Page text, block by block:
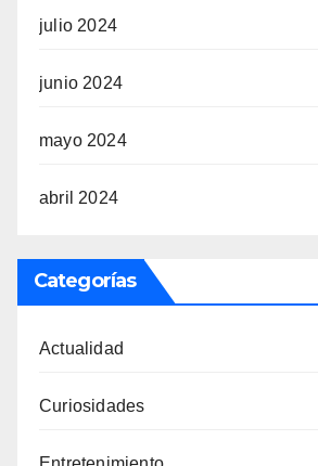
julio 2024
junio 2024
mayo 2024
abril 2024
Categorías
Actualidad
Curiosidades